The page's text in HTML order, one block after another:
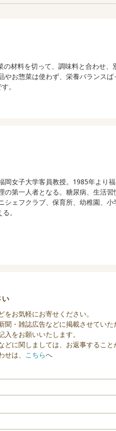
材料を切って、調味料と合わせ
やお惣菜は使わず、栄養バランス
。
岡女子大学客員教授。1985年より
の第一人者となる。糖尿病、生活
ェフクラブ、保育所、幼稚園、
。
い
お気軽にお寄せください。
・雑誌広告などに掲載させていた
をお願いいたします。
に関しましては、お返事すること
は、 こちらへ